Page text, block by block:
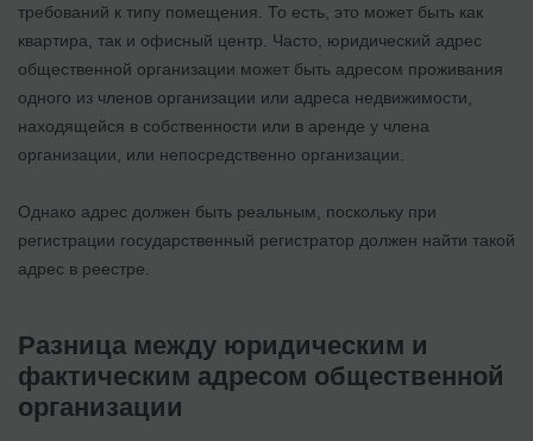
требований к типу помещения. То есть, это может быть как
квартира, так и офисный центр. Часто, юридический адрес
общественной организации может быть адресом проживания
одного из членов организации или адреса недвижимости,
находящейся в собственности или в аренде у члена
организации, или непосредственно организации.
Однако адрес должен быть реальным, поскольку при
регистрации государственный регистратор должен найти такой
адрес в реестре.
Разница между юридическим и
фактическим адресом общественной
организации